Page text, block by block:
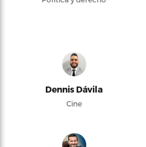
Dennis Dávila
Cine